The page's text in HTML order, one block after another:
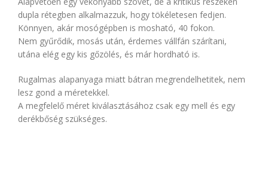
dupla rétegben alkalmazzuk, hogy tökéletesen fedjen.
Könnyen, akár mosógépben is mosható, 40 fokon.
Nem gyűrődik, mosás után, érdemes vállfán szárítani,
utána elég egy kis gőzölés, és már hordható is.
Rugalmas alapanyaga miatt bátran megrendelhetitek, nem
lesz gond a méretekkel.
A megfelelő méret kiválasztásához csak egy mell és egy
derékbőség szükséges.